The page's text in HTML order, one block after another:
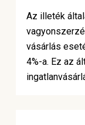
Az illeték
vásárlás
4%-a. Ez az